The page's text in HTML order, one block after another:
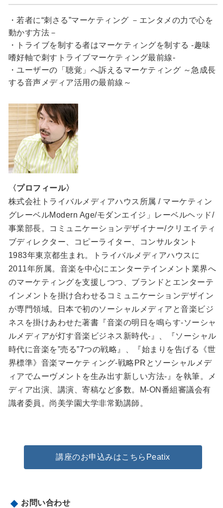
・若者に“刺さる”マーケティング －エンタメの力で心を
動かす方法－
・トライブを制する者はマーケティングを制する -趣味
嗜好軸で刺すトライブマーケティング最前線-
・ユーザーの「聴覚」へ訴えるマーケティング ～急成長
する音声メディア活用の最前線～
〈プロフィール〉
株式会社トライバルメディアハウス所属 / マーケティン
グレーベルModern Age/モダンエイジ」レーベルヘッド/
事業部長。コミュニケーションデザイナー/クリエイティ
ブディレクター、コピーライター、コンサルタント
1983年東京都生まれ。トライバルメディアハウスに
2011年所属。音楽を中心にエンターテインメント業界へ
のマーケティングを支援しつつ、ブランドとエンターテ
インメントを掛け合わせるコミュニケーションデザイン
が専門領域。日本で初のソーシャルメディアと音楽ビジ
ネスを掛けあわせた著書『音楽の明日を鳴らす-ソーシャ
ルメディアが灯す音楽ビジネス新時代-』、『ソーシャル
時代に音楽を”売る”7つの戦略』、『始まりを告げる《世
界標準》音楽マーケティング-戦略PRとソーシャルメデ
ィアでムーヴメントを生み出す新しい方法-』を執筆。メ
ディア出演、講演、寄稿など多数。M-ON番組審議会有
識者委員。尚美学園大学非常勤講師。
講座のお申込みはこちらPeatix
お問い合わせ